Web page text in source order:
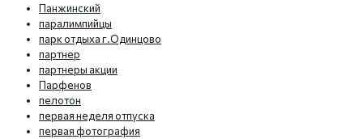
Панжинский
паралимпийцы
парк отдыха г.Одинцово
партнер
партнеры акции
Парфенов
пелотон
первая неделя отпуска
первая фотография